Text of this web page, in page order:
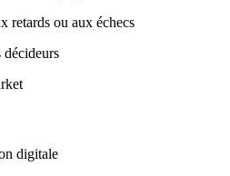
retards ou aux échecs
digitale